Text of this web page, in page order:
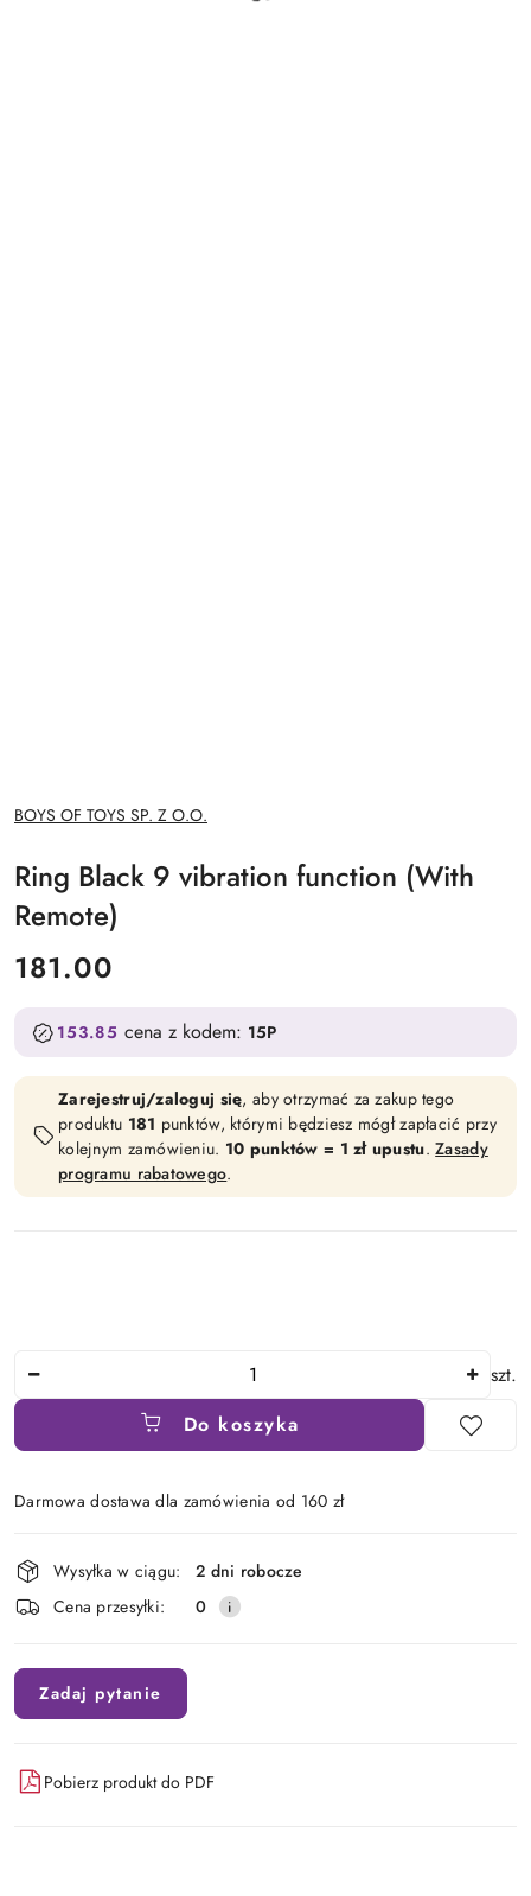
NAZWA
PRODUCENTA:
BOYS OF TOYS SP. Z O.O.
Ring Black 9 vibration function (With
Remote)
cena:
181.00
153.85 cena z kodem: 15P
Zarejestruj/zaloguj się, aby otrzymać za zakup tego
produktu 181 punktów, którymi będziesz mógł zapłacić przy
kolejnym zamówieniu. 10 punktów = 1 zł upustu.Zasady
programu rabatowego.
szt.
Do koszyka
Darmowa dostawa dla zamówienia od 160 zł
Dostępność
i
dostawa
Wysyłka w ciągu:
2 dni robocze
Cena przesyłki:
0
Zadaj pytanie
Pobierz produkt do PDF